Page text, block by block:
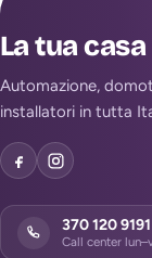
La tua casa
Automazione,
installatori in tutta
370 120 9191
Call center